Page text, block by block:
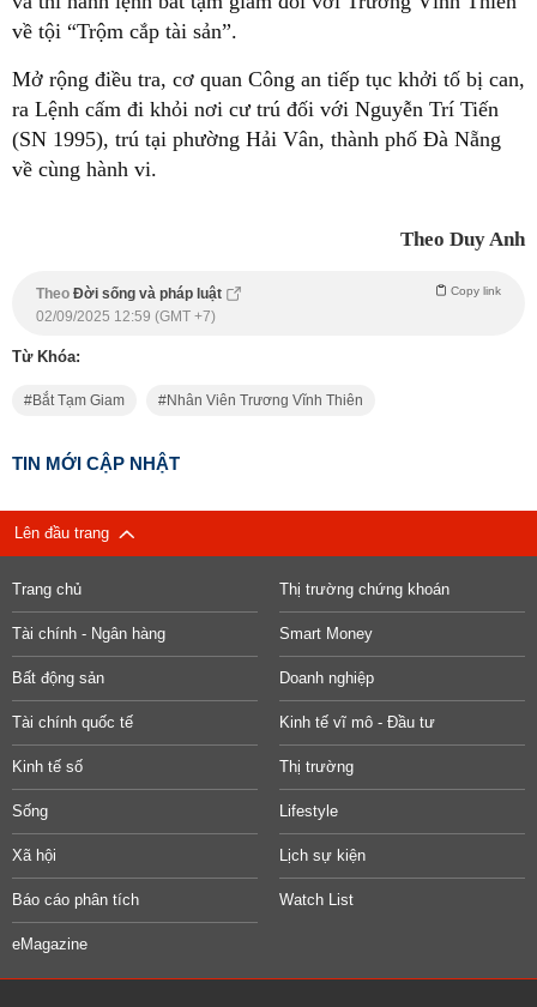
về tội “Trộm cắp tài sản”.
Mở rộng điều tra, cơ quan Công an tiếp tục khởi tố bị can,
ra Lệnh cấm đi khỏi nơi cư trú đối với Nguyễn Trí Tiến
(SN 1995), trú tại phường Hải Vân, thành phố Đà Nẵng
về cùng hành vi.
Theo Duy Anh
Theo Đời sống và pháp luật Copy link
02/09/2025 12:59 (GMT +7)
Từ Khóa:
Bắt Tạm Giam Nhân Viên Trương Vĩnh Thiên
TIN MỚI CẬP NHẬT
Lên đầu trang
Trang chủ Thị trường chứng khoán
Tài chính - Ngân hàng Smart Money
Bất động sản Doanh nghiệp
Tài chính quốc tế Kinh tế vĩ mô - Đầu tư
Kinh tế số Thị trường
Sống Lifestyle
Xã hội Lịch sự kiện
Báo cáo phân tích Watch List
eMagazine